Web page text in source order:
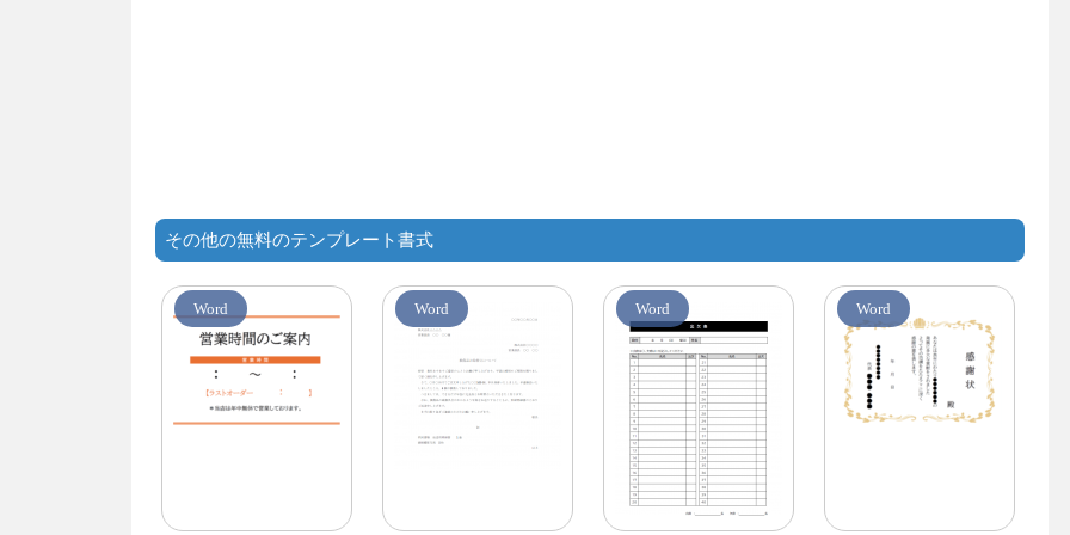
その他の無料のテンプレート書式
Word Word Word Word